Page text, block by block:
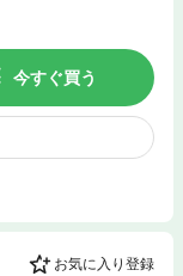
今すぐ買う
お気に入り登録